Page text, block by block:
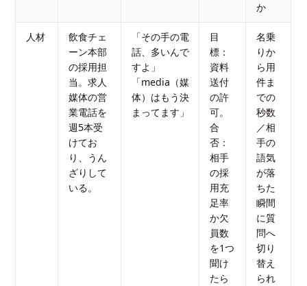
か
人材
飲食チェ
ーン本部
の採用担
当。求人
媒体の営
業電話を
週5本受
けてお
り、うん
ざりして
いる。
「その手の電
話、多いんで
すよ」
「media（媒
体）はもう決
まってます」
目
標：
資料
送付
の許
可。
合
否：
相手
の採
用充
足率
か欠
員数
を1つ
聞け
たら
名乗
りか
ら用
件ま
での
秒数
／相
手の
語気
が落
ちた
瞬間
に質
問へ
切り
替え
られ